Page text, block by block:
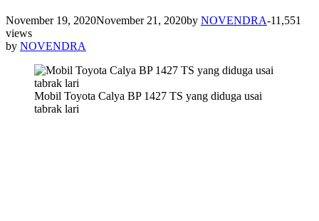
November 19, 2020November 21, 2020by NOVENDRA-11,551
views
by NOVENDRA
Mobil Toyota Calya BP 1427 TS yang diduga usai
tabrak lari